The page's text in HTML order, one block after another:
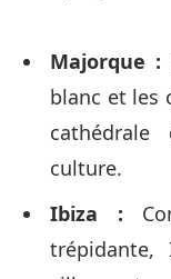
Majorque :
blanc et les
culture.
Ibiza :
trépidante,